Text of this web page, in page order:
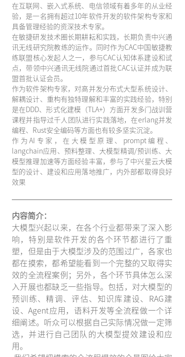
在互联网、嵌入式系统、电信领域有着多年的从业经
验，是一名拥有超过10年软件开发的软件架构专家和
具备管理经验的资深技术专家。
在敏捷研发技术圈长期耕耘和实践，长期负责中兴通
讯无线研究院教练的运作。同时作为CAC中国敏捷教
练联盟核心发起人之一，参与CAC认知体系建设和试
点，带领中兴通讯无线院通过首批CAC认证并成为联
盟首批认证会员。
作为软件架构专家，对高并发分布式大型系统设计、
解耦设计、重构有独特理解和丰富的实践经验，特别
是在DDD、形式化建模（TLA+）方面开发多门战训营
课程并指导过千人团队进行实践落地，在erlang并发
编程、Rust安全编码等方面也有较多坚实沉淀。
作为AI专家，在大模型原理、prompt编程、
langchain应用、预料整理、大模型精调/预训练、大
模型推理加速等方面经验丰富，参与了中兴星云大模
型的设计、建设和应用落地推广，内外部都取得良好
效果
内容简介：
大模型兴起以来，在各个行业都带来了深入影
响，特别是软件开发的各个环节都进行了重
塑，但是由于大模型涉及的范围过广，各家也
都在摸索，都希望能看到一个完整的又取得实
效的全流程案例；另外，各个环节具体怎么深
入开展也都缺乏一些指导。包括，对大模型的
预训练、精调、评估、知识库建设、RAG建
设、Agent应用，语料开发等全流程做一个详
细阐述。听众可以根据自己实际情况做一定筛
选，并进行自己团队的大模型提效建设和应
用。